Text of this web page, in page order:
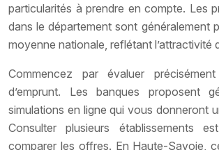
particularités à prendre en compte. Les
dans le département sont généralement
moyenne nationale, reflétant l’attractivité
Commencez par évaluer
d’emprunt. Les banques proposent
simulations en ligne qui vous donneront
Consulter plusieurs établissements
comparer les offres. En Haute-Savoie,